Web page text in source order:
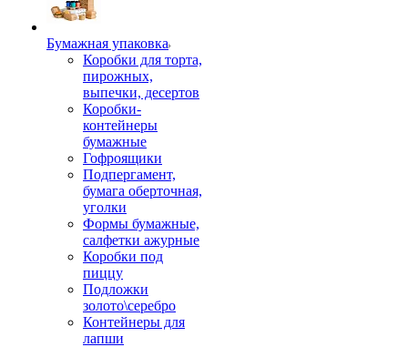
Бумажная упаковка
Коробки для торта,
пирожных,
выпечки, десертов
Коробки-
контейнеры
бумажные
Гофроящики
Подпергамент,
бумага оберточная,
уголки
Формы бумажные,
салфетки ажурные
Коробки под
пиццу
Подложки
золото\серебро
Контейнеры для
лапши